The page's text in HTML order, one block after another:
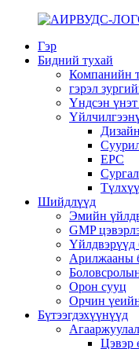
Гэр
Бидний тухай
Компанийн
гэрэл
Үндсэн үнэт
Дизайн
EPC
Шийдлүүд
Эмийн
GMP
Үйлдвэрүүд
Арилжааны
Орон сууц
Орчин
Бүтээгдэхүүнүүд
Цэвэр